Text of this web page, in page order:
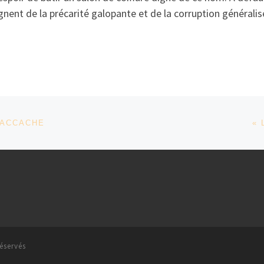
de la précarité galopante et de la corruption
«